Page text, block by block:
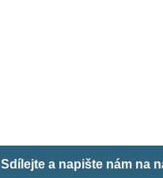
Sdílejte a napište nám na